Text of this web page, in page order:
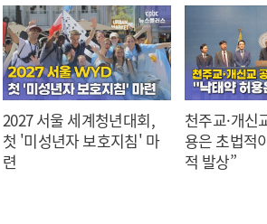
2027 서울 세계청년대회,
첫 '미성년자 보호지침' 마
련
천주교·개신
용은 초법적
적 발상”